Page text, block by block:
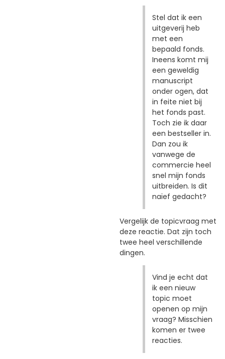
Stel dat ik een
uitgeverij heb
met een
bepaald fonds.
Ineens komt mij
een geweldig
manuscript
onder ogen, dat
in feite niet bij
het fonds past.
Toch zie ik daar
een bestseller in.
Dan zou ik
vanwege de
commercie heel
snel mijn fonds
uitbreiden. Is dit
naïef gedacht?
Vergelijk de topicvraag met
deze reactie. Dat zijn toch
twee heel verschillende
dingen.
Vind je echt dat
ik een nieuw
topic moet
openen op mijn
vraag? Misschien
komen er twee
reacties.